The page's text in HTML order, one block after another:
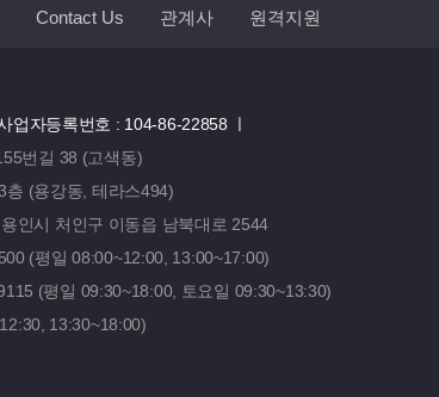
Contact Us 관계사 원격지원
업자등록번호 : 104-86-22858 ㅣ
번길 38 (고색동)
층 (용강동, 테라스494)
인시 처인구 이동읍 남북대로 2544
(평일 08:00~12:00, 13:00~17:00)
(평일 09:30~18:00, 토요일 09:30~13:30)
13:30~18:00)